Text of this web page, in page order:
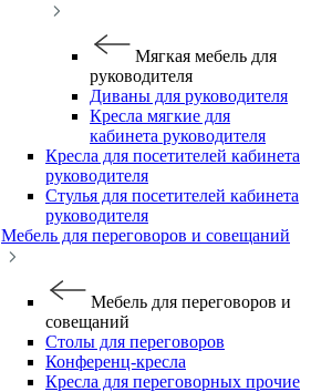
Мягкая мебель для
руководителя
Диваны для руководителя
Кресла мягкие для
кабинета руководителя
Кресла для посетителей кабинета
руководителя
Стулья для посетителей кабинета
руководителя
Мебель для переговоров и совещаний
Мебель для переговоров и
совещаний
Столы для переговоров
Конференц-кресла
Кресла для переговорных прочие